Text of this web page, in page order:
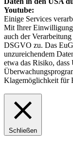
Youtube:
Einige Services
Mit Ihrer Einwilligung
auch der
DSGVO zu. Das
unzureichendem
etwa das Risiko, dass
Klagemöglichkeit für
Schließen